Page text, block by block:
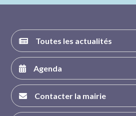
Toutes les actualités
Agenda
Contacter la mairie